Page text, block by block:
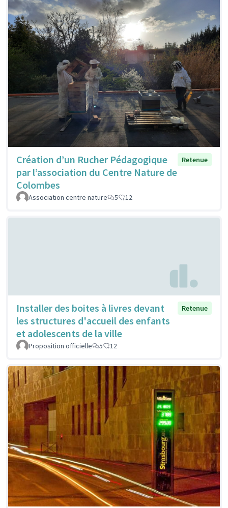
Création d’un Rucher Pédagogique
par l’association du Centre Nature de
Colombes
Retenue
Association centre nature 5 12
Installer des boites à livres devant
les structures d'accueil des enfants
et adolescents de la ville
Retenue
Proposition officielle 5 12